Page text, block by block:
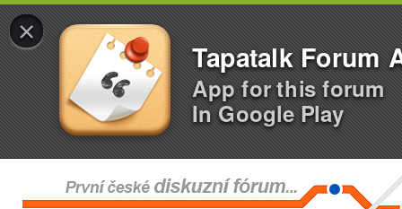
×
Tapatalk Forum
App for this forum
In Google Play